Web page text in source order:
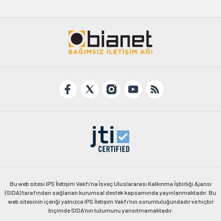
Bu web sitesi IPS İletişim Vakfı'na İsveç Uluslararası Kalkınma İşbirliği Ajansı
(SIDA) tarafından sağlanan kurumsal destek kapsamında yayınlanmaktadır. Bu
web sitesinin içeriği yalnızca IPS İletişim Vakfı'nın sorumluluğundadır ve hiçbir
biçimde SIDA'nın tutumunu yansıtmamaktadır.